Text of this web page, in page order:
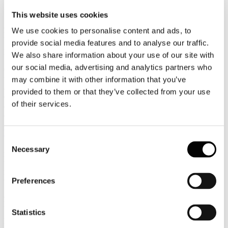
This website uses cookies
We use cookies to personalise content and ads, to
provide social media features and to analyse our traffic.
We also share information about your use of our site with
our social media, advertising and analytics partners who
may combine it with other information that you’ve
provided to them or that they’ve collected from your use
of their services.
Selection
Necessary
Preferences
Statistics
Luglio
2026
News 2026
Boeing: la flotta aerea entro il 2045 toccherà 500mila velivoli
Cieli sempre più affollati da qui ai prossimi 20 anni: entro il 2045 la
flotta mondiale dell’aviazione commerciale toccherà oltre 50.000
aeromobili secondo la previsione contenuta nel Commercial Market
Outlook 2026 di Boeing che prevede un basso impatto delle attuali
criticità del settore sulla crescita di lungo periodo dell’aviazione
News 2026
La transizione culturale dal concetto di possesso del veicolo a quello